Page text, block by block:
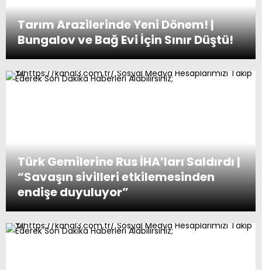
Tarım Arazilerinde Yeni Dönem! |
Bungalov ve Bağ Evi İçin Sınır Düştü!
Türk Gemilerine Rus İHA’ları Saldırdı |
“Savaşın sivilleri etkilemesinden
endişe duyuluyor”